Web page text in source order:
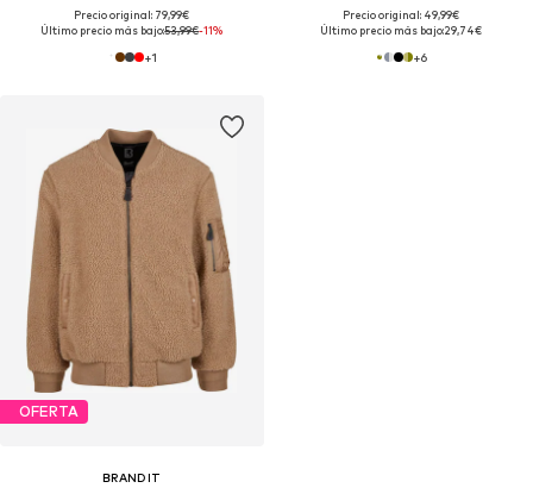
Precio original: 79,99€
Último precio más bajo:53,99€-11%
+1
Precio original: 49,99€
Último precio más bajo:29,74€
+6
OFERTA
BRANDIT